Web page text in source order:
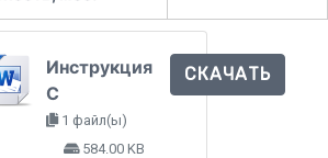
Инструкция
C
1 файл(ы)
584.00 KB
СКАЧАТЬ